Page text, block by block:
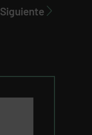
Siguiente